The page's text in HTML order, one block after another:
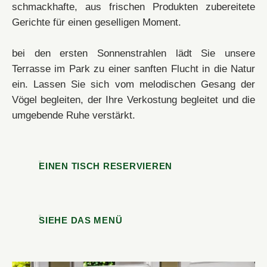
schmackhafte, aus frischen Produkten zubereitete
Gerichte für einen geselligen Moment.
bei den ersten Sonnenstrahlen lädt Sie unsere
Terrasse im Park zu einer sanften Flucht in die Natur
ein. Lassen Sie sich vom melodischen Gesang der
Vögel begleiten, der Ihre Verkostung begleitet und die
umgebende Ruhe verstärkt.
EINEN TISCH RESERVIEREN
SIEHE DAS MENÜ
Wann möchten Sie reservieren?*
Eine besondere Anmerkung?
Ihr Wunschtermin* Anzahl Personen
Besondere Anmerkungen (Allergien)?
*
*